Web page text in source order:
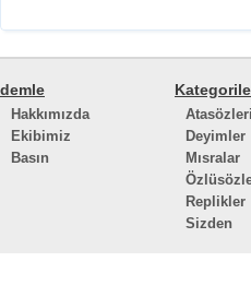
demle
Hakkımızda
Ekibimiz
Basın
Atasözleri
Deyimler
Mısralar
Replikler
Sizden